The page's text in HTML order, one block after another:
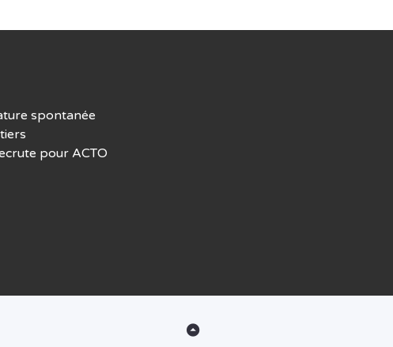
spontanée
pour ACTO
Back